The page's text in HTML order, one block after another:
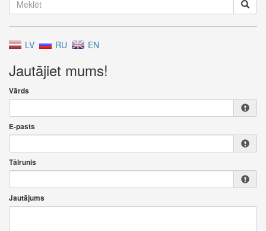
LV RU EN
Jautājiet mums!
Vārds
E-pasts
Tālrunis
Jautājums